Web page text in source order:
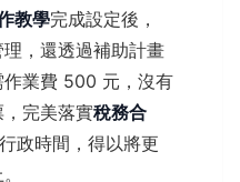
教學完成設定後，
，還透過補助計畫
業費 500 元，沒有
完美落實稅務合
政時間，得以將更